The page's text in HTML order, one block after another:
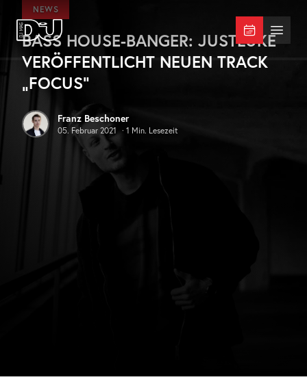
Zum Hauptinhalt springen
DJ Mag Germany Menü
NEWS
BASS HOUSE-BANGER: JUSTLUKE
VERÖFFENTLICHT NEUEN TRACK
„FOCUS“
Franz Beschoner
05. Februar 2021 · 1 Min. Lesezeit